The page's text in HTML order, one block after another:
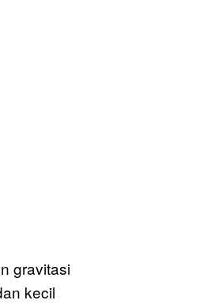
gravitasi
kecil